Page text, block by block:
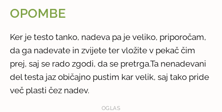
OPOMBE
Ker je testo tanko, nadeva pa je veliko, priporočam,
da ga nadevate in zvijete ter vložite v pekač čim
prej, saj se rado zgodi, da se pretrga.Ta nenadevani
del testa jaz običajno pustim kar velik, saj tako pride
več plasti čez nadev.
OGLAS